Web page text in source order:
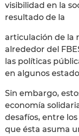
visibilidad en la
resultado de la
articulación de la
alrededor del
las políticas
en algunos
Sin embargo,
economía
desafíos, entre
que ésta asuma